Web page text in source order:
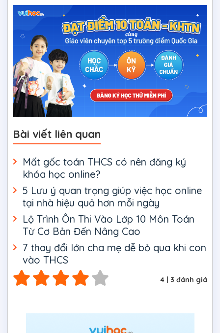
Bài viết liên quan
Mất gốc toán THCS có nên đăng ký
khóa học online?
5 Lưu ý quan trọng giúp việc học online
tại nhà hiệu quả hơn mỗi ngày
Lộ Trình Ôn Thi Vào Lớp 10 Môn Toán
Từ Cơ Bản Đến Nâng Cao
7 thay đổi lớn cha mẹ dễ bỏ qua khi con
vào THCS
4 | 3 đánh giá